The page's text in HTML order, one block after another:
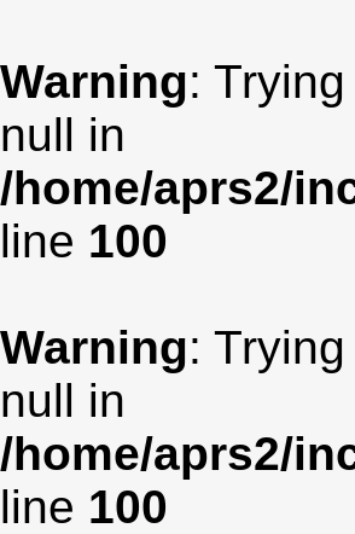
Warning:
null in
/home/aprs2/
line 100
Warning:
null in
/home/aprs2/
line 100